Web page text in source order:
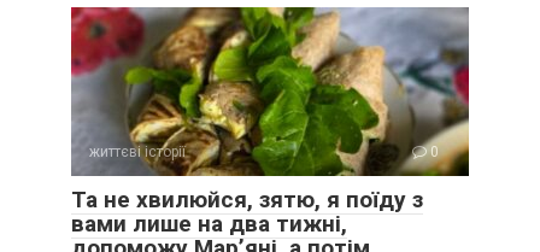
життєві історії 0
Та не хвилюйся, зятю, я поїду з
вами лише на два тижні,